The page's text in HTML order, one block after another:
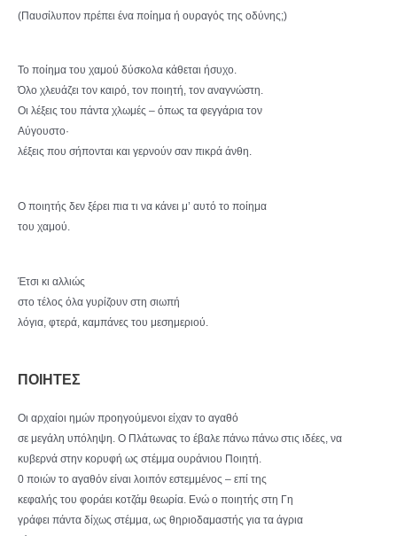
(Παυσίλυπον πρέπει ένα ποίημα ή ουραγός της οδύνης;)
Το ποίημα του χαμού δύσκολα κάθεται ήσυχο.
Όλο χλευάζει τον καιρό, τον ποιητή, τον αναγνώστη.
Οι λέξεις του πάντα χλωμές – όπως τα φεγγάρια τον
Αύγουστο·
λέξεις που σήπονται και γερνούν σαν πικρά άνθη.
Ο ποιητής δεν ξέρει πια τι να κάνει μ’ αυτό το ποίημα
του χαμού.
Έτσι κι αλλιώς
στο τέλος όλα γυρίζουν στη σιωπή
λόγια, φτερά, καμπάνες του μεσημεριού.
ΠΟΙΗΤΕΣ
Οι αρχαίοι ημών προηγούμενοι είχαν το αγαθό
σε μεγάλη υπόληψη. Ο Πλάτωνας το έβαλε πάνω πάνω στις ιδέες, να
κυβερνά στην κορυφή ως στέμμα ουράνιου Ποιητή.
0 ποιών το αγαθόν είναι λοιπόν εστεμμένος – επί της
κεφαλής του φοράει κοτζάμ θεωρία. Ενώ ο ποιητής στη Γη
γράφει πάντα δίχως στέμμα, ως θηριοδαμαστής για τα άγρια